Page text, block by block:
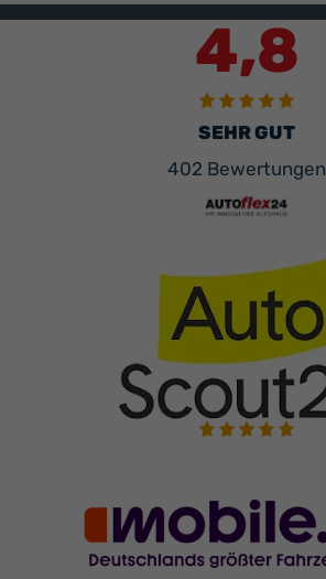
4,8
SEHR GUT
402 Bewertungen